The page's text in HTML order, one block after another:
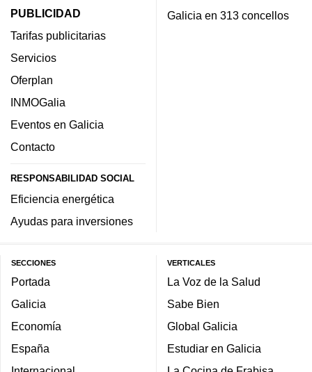
PUBLICIDAD
Tarifas publicitarias
Servicios
Oferplan
INMOGalia
Eventos en Galicia
Contacto
RESPONSABILIDAD SOCIAL
Eficiencia energética
Ayudas para inversiones
Galicia en 313 concellos
SECCIONES
Portada
Galicia
Economía
España
VERTICALES
La Voz de la Salud
Sabe Bien
Global Galicia
Estudiar en Galicia